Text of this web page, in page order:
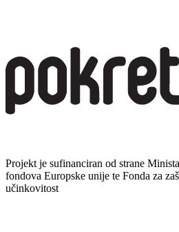
Projekt je sufinanciran od strane
fondova Europske unije te Fonda za
učinkovitost